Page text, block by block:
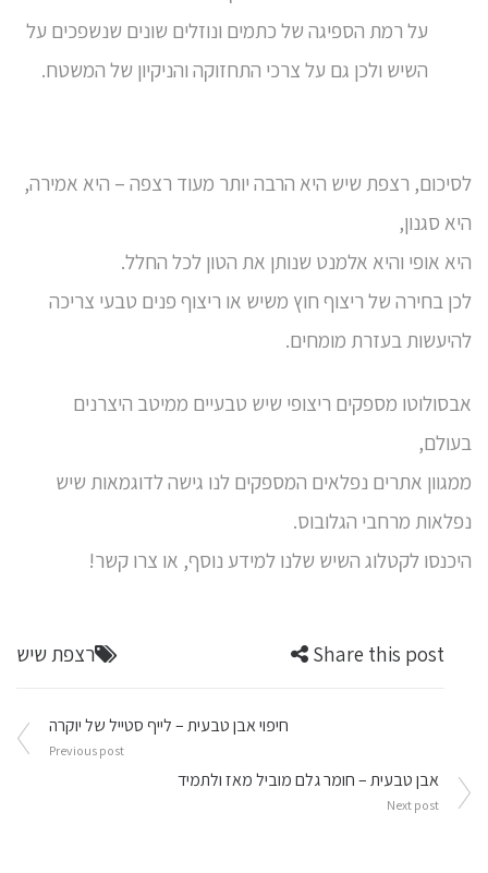
על רמת הספיגה של כתמים ונוזלים שונים שנשפכים על
השיש ולכן גם על צרכי התחזוקה והניקיון של המשטח.
לסיכום, רצפת שיש היא הרבה יותר מעוד רצפה – היא אמירה,
היא סגנון,
היא אופי והיא אלמנט שנותן את הטון לכל החלל.
לכן בחירה של ריצוף חוץ משיש או ריצוף פנים טבעי צריכה
להיעשות בעזרת מומחים.
אבסולוטו מספקים ריצופי שיש טבעיים ממיטב היצרנים
בעולם,
ממגוון אתרים נפלאים המספקים לנו גישה לדוגמאות שיש
נפלאות מרחבי הגלובוס.
היכנסו לקטלוג השיש שלנו למידע נוסף, או צרו קשר!
רצפת שיש Share this post
חיפוי אבן טבעית – לייף סטייל של יוקרה
Previous post
אבן טבעית – חומר גלם מוביל מאז ולתמיד
Next post